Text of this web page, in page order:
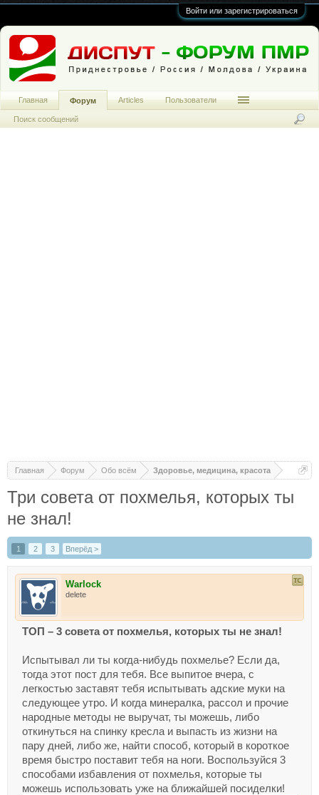
Войти или зарегистрироваться
Главная Форум Обо всём Здоровье, медицина, красота
Три совета от похмелья, которых ты
не знал!
1 2 3 Вперёд >
Warlock
delete
ТОП – 3 совета от похмелья, которых ты не знал!
Испытывал ли ты когда-нибудь похмелье? Если да,
тогда этот пост для тебя. Все выпитое вчера, с
легкостью заставят тебя испытывать адские муки на
следующее утро. И когда минералка, рассол и прочие
народные методы не выручат, ты можешь, либо
откинуться на спинку кресла и выпасть из жизни на
пару дней, либо же, найти способ, который в короткое
время быстро поставит тебя на ноги. Воспользуйся 3
способами избавления от похмелья, которые ты
можешь использовать уже на ближайшей посиделки!
Главная Форум
Поиск сообщений
Articles Пользователи